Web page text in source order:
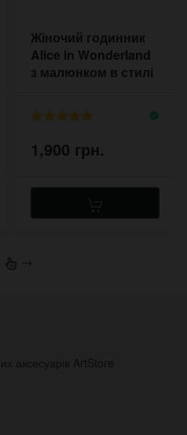
Жіночий годинник
Alice in Wonderland
з малюнком в стилі
1,900 грн.
→